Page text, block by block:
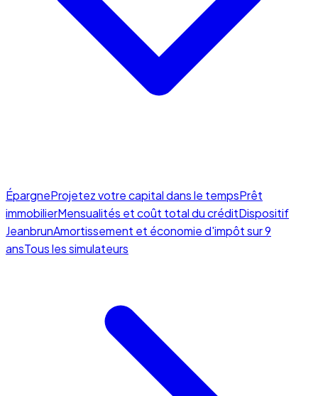
ÉpargneProjetez votre capital dans le tempsPrêt
immobilierMensualités et coût total du créditDispositif
JeanbrunAmortissement et économie d'impôt sur 9
ansTous les simulateurs